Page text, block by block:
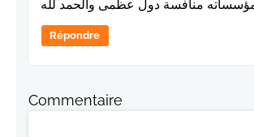
Répondre
Commentaire